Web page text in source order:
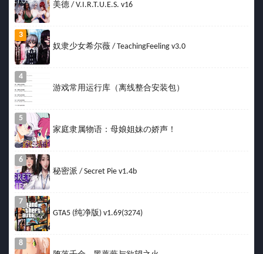
美德 / V.I.R.T.U.E.S. v16
3
奴隶少女希尔薇 / TeachingFeeling v3.0
4
游戏常用运行库（离线整合安装包）
5
家庭隶属物语：母娘姐妹の娇声！
6
秘密派 / Secret Pie v1.4b
7
GTA5 (纯净版) v1.69(3274)
8